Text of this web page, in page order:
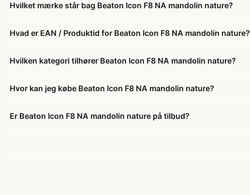
Hvilket mærke står bag Beaton Icon F8 NA mandolin nature?
Hvad er EAN / Produktid for Beaton Icon F8 NA mandolin nature?
Hvilken kategori tilhører Beaton Icon F8 NA mandolin nature?
Hvor kan jeg købe Beaton Icon F8 NA mandolin nature?
Er Beaton Icon F8 NA mandolin nature på tilbud?